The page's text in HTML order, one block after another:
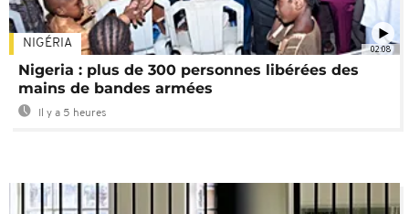
02:08
NIGÉRIA
Nigeria : plus de 300 personnes libérées des
mains de bandes armées
Il y a 5 heures